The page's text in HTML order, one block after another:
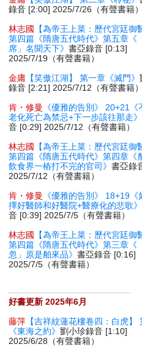
錄音 [2:00] 2025/7/26（有聲書籍）
林志國
【為帝王上菜：歷代宮廷御
第四篇《隋唐五代時代》第五章《
席」名聞天下》書亞錄音 [0:13]
2025/7/19（有聲書籍）
金庸 【笑傲江湖】 第一章《滅門》
錄音 [2:21] 2025/7/12（有聲書籍）
肯・修曼
《優雅的告別》 20+21《
老化死亡為禁忌+下一步該往那走》
音 [0:29] 2025/7/12（有聲書籍）
林志國
【為帝王上菜：歷代宮廷御
第四篇《隋唐五代時代》第四章《
飲食界一樁打不完的官司》書亞錄
2025/7/12（有聲書籍）
肯・修曼
《優雅的告別》 18+19《
擇好醫師和好醫院+醫療化的悲歌》
音 [0:39] 2025/7/5（有聲書籍）
林志國
【為帝王上菜：歷代宮廷御
第四篇《隋唐五代時代》第三章《
忽」原是舶來品》書亞錄音 [0:16]
2025/7/5（有聲書籍）
好書更新 2025年6月
藤萍 【吉祥紋蓮花樓卷四：白虎】
《東海之約》劉小珍錄音 [1:10]
2025/6/28（有聲書籍）